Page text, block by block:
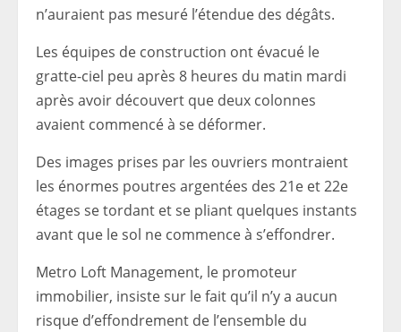
n’auraient pas mesuré l’étendue des dégâts.
Les équipes de construction ont évacué le
gratte-ciel peu après 8 heures du matin mardi
après avoir découvert que deux colonnes
avaient commencé à se déformer.
Des images prises par les ouvriers montraient
les énormes poutres argentées des 21e et 22e
étages se tordant et se pliant quelques instants
avant que le sol ne commence à s’effondrer.
Metro Loft Management, le promoteur
immobilier, insiste sur le fait qu’il n’y a aucun
risque d’effondrement de l’ensemble du